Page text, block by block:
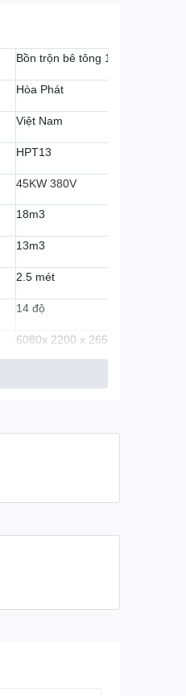
Bồn trộn bê tông 10m3
Hòa Phát
Việt Nam
HPT13
45KW 380V
18m3
13m3
2.5 mét
14 độ
6080x 2200 x 2652 mm
06 tháng